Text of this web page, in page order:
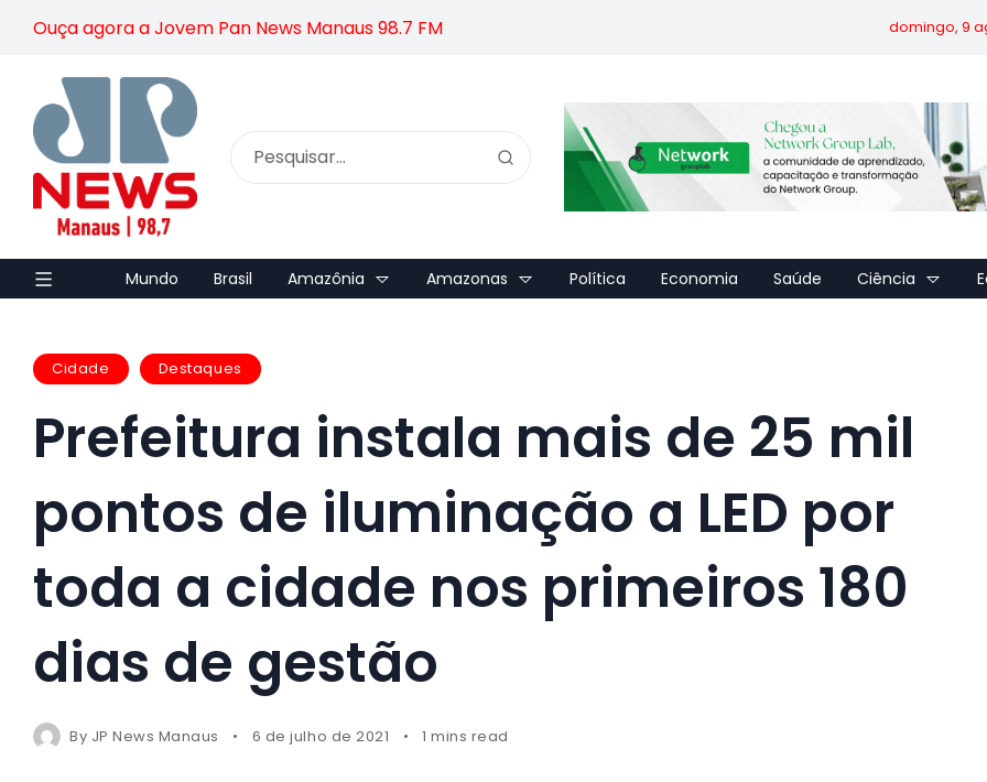
Ouça agora a Jovem Pan News Manaus 98.7 FM domingo, 9
Mundo Brasil Amazônia Amazonas Política Economia Saúde Ciência
Cidade Destaques
Prefeitura instala mais de 25 mil
pontos de iluminação a LED por
toda a cidade nos primeiros 180
dias de gestão
By JP News Manaus 6 de julho de 2021 1 mins read